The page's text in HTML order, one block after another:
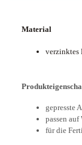
Material
verzinktes
gepresste
passen
für die